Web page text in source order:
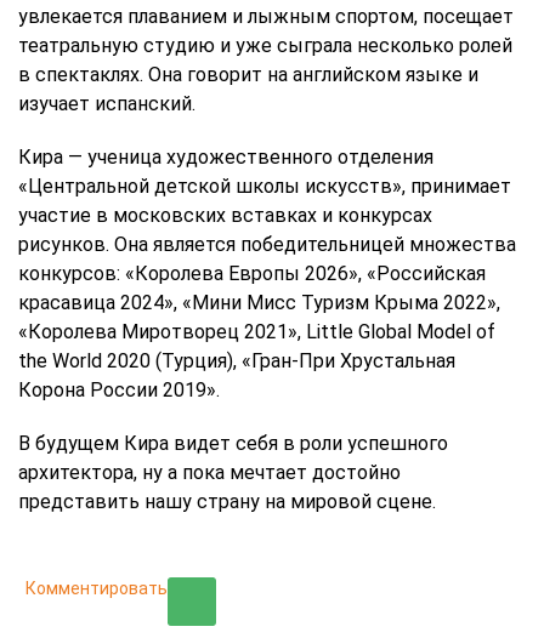
увлекается плаванием и лыжным спортом, посещает
театральную студию и уже сыграла несколько ролей
в спектаклях. Она говорит на английском языке и
изучает испанский.
Кира — ученица художественного отделения
«Центральной детской школы искусств», принимает
участие в московских вставках и конкурсах
рисунков. Она является победительницей множества
конкурсов: «Королева Европы 2026», «Российская
красавица 2024», «Мини Мисс Туризм Крыма 2022»,
«Королева Миротворец 2021», Little Global Model of
the World 2020 (Турция), «Гран‑При Хрустальная
Корона России 2019».
В будущем Кира видет себя в роли успешного
архитектора, ну а пока мечтает достойно
представить нашу страну на мировой сцене.
Комментировать